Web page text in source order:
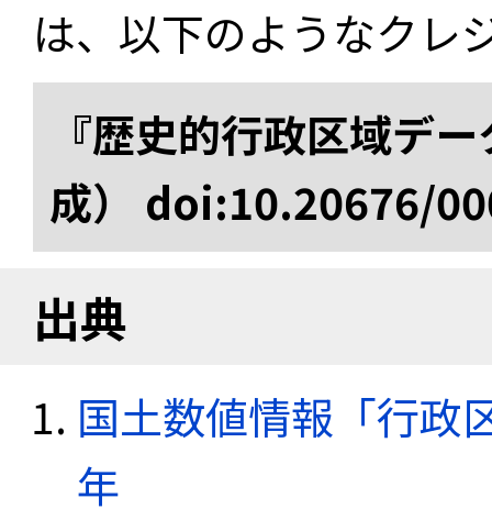
は、以下のようなクレ
『歴史的行政区域デ
成） doi:10.20676/
出典
国土数値情報「行政
年